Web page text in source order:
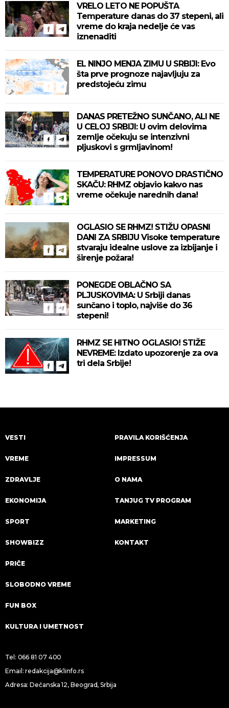
VRELO LETO NE POPUŠTA
Temperature danas do 37 stepeni, ali
vreme do kraja nedelje će vas
iznenaditi
EL NINJO MENJA ZIMU U SRBIJI: Evo
šta prve prognoze najavljuju za
predstojeću zimu
DANAS PRETEŽNO SUNČANO, ALI NE
U CELOJ SRBIJI: U ovim delovima
zemlje očekuju se intenzivni
pljuskovi s grmljavinom!
TEMPERATURE PONOVO DRASTIČNO
SKAČU: RHMZ objavio kakvo nas
vreme očekuje narednih dana!
OGLASIO SE RHMZ! STIŽU OPASNI
DANI ZA SRBIJU Visoke temperature
stvaraju idealne uslove za izbijanje i
širenje požara!
PONEGDE OBLAČNO SA
PLJUSKOVIMA: U Srbiji danas
sunčano i toplo, najviše do 36
stepeni!
RHMZ SE HITNO OGLASIO! STIŽE
NEVREME: Izdato upozorenje za ova
tri dela Srbije!
VESTI
VREME
ZDRAVLJE
EKONOMIJA
SPORT
SHOWBIZZ
PRIČE
SLOBODNO VREME
FUN BOX
KULTURA I UMETNOST
PRAVILA KORIŠĆENJA
IMPRESSUM
O NAMA
TANJUG TV PROGRAM
MARKETING
KONTAKT
Tel: 066 81 07 400
Email:redakcija@k1info.rs
Adresa: Dečanska 12, Beograd, Srbija